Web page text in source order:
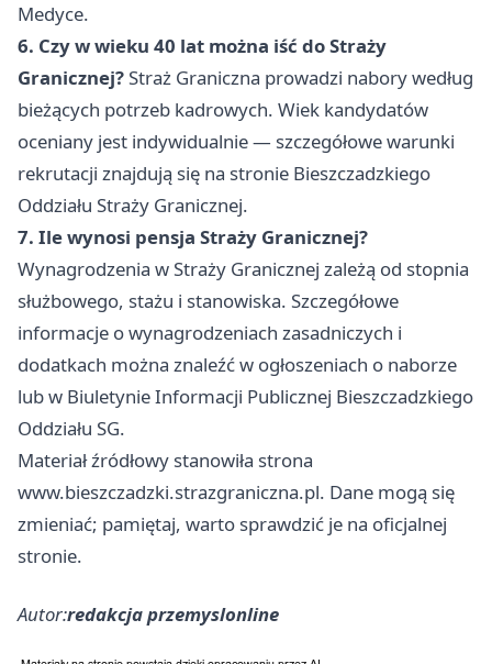
Medyce.
6. Czy w wieku 40 lat można iść do Straży
Granicznej?Straż Graniczna prowadzi nabory według
bieżących potrzeb kadrowych. Wiek kandydatów
oceniany jest indywidualnie — szczegółowe warunki
rekrutacji znajdują się na stronie Bieszczadzkiego
Oddziału Straży Granicznej.
7. Ile wynosi pensja Straży Granicznej?
Wynagrodzenia w Straży Granicznej zależą od stopnia
służbowego, stażu i stanowiska. Szczegółowe
informacje o wynagrodzeniach zasadniczych i
dodatkach można znaleźć w ogłoszeniach o naborze
lub w Biuletynie Informacji Publicznej Bieszczadzkiego
Oddziału SG.
Materiał źródłowy stanowiła strona
www.bieszczadzki.strazgraniczna.pl. Dane mogą się
zmieniać; pamiętaj, warto sprawdzić je na oficjalnej
stronie.
Autor:redakcja przemyslonline